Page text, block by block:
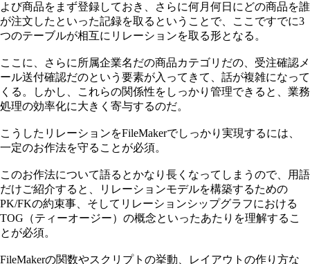
よび商品をまず登録しておき、さらに何月何日にどの商品を誰
が注文したといった記録を取るということで、ここですでに3
つのテーブルが相互にリレーションを取る形となる。
ここに、さらに所属企業名だの商品カテゴリだの、受注確認メ
ール送付確認だのという要素が入ってきて、話が複雑になって
くる。しかし、これらの関係性をしっかり管理できると、業務
処理の効率化に大きく寄与するのだ。
こうしたリレーションをFileMakerでしっかり実現するには、
一定のお作法を守ることが必須。
このお作法について語るとかなり長くなってしまうので、用語
だけご紹介すると、リレーションモデルを構築するための
PK/FKの約束事、そしてリレーションシップグラフにおける
TOG（ティーオージー）の概念といったあたりを理解するこ
とが必須。
FileMakerの関数やスクリプトの挙動、レイアウトの作り方な